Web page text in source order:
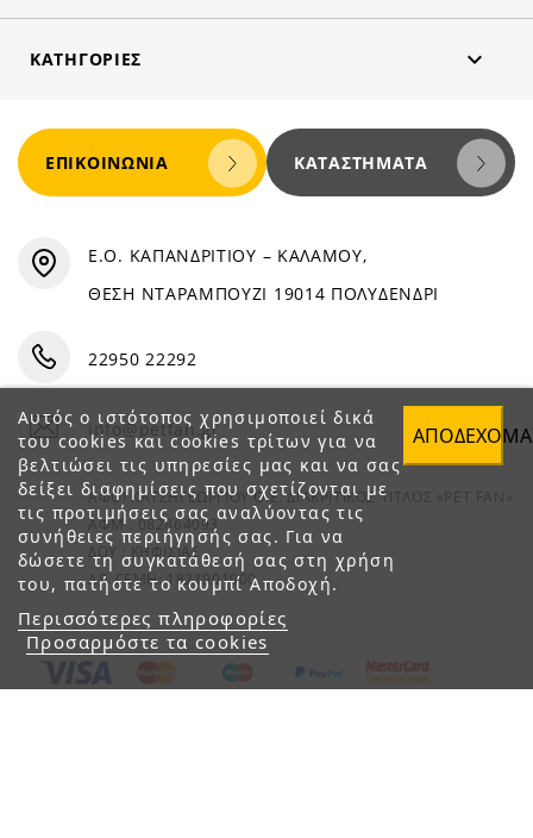
ΚΑΤΗΓΟΡΊΕΣ 
Αυτός ο ιστότοπος χρησιμοποιεί δικά
του cookies και cookies τρίτων για να
βελτιώσει τις υπηρεσίες μας και να σας
δείξει διαφημίσεις που σχετίζονται με
τις προτιμήσεις σας αναλύοντας τις
συνήθειες περιήγησής σας. Για να
δώσετε τη συγκατάθεσή σας στη χρήση
του, πατήστε το κουμπί Αποδοχή.
Περισσότερες πληροφορίες
Προσαρμόστε τα cookies
ΕΠΙΚΟΙΝΩΝΊΑ ΚΑΤΑΣΤΉΜΑΤΑ
Ε.Ο. ΚΑΠΑΝΔΡΙΤΙΟΥ – ΚΑΛΑΜΟΥ,
ΘΕΣΗ ΝΤΑΡΑΜΠΟΥΖΙ 19014 ΠΟΛΥΔΕΝΔΡΙ
22950 22292
info@petfan.gr
ΑΦΟΙ ΧΑΤΖΗΓΕΩΡΓΙΟΥ Ο.Ε. ΔΙΑΚΡΙΤΙΚΟΣ ΤΙΤΛΟΣ «PET FAN»
ΑΦΜ : 082864093
ΔΟΥ : ΚΗΦΙΣΙΑΣ
ΑΡ. ΓΕΜΗ: 1821901000